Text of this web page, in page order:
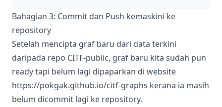
Bahagian 3: Commit dan Push kemaskini ke
repository
Setelah mencipta graf baru dari data terkini
daripada repo CITF-public, graf baru kita sudah pun
ready tapi belum lagi dipaparkan di website
https://pokgak.github.io/citf-graphs kerana ia masih
belum dicommit lagi ke repository.